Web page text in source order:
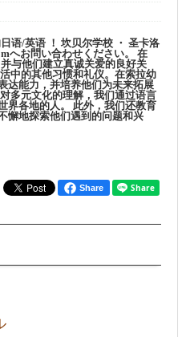
语/英语 ！ 坎贝尔学校 ・ 圣卡洛
へお問い合わせください。 在
与他们建立真诚关爱的良好关
中的其他习惯和礼仪。在索拉幼
达能力，并培养他们为未来拓展
多元文化的理解，我们通过语言
界各地的人。 此外，我们还教育
懈地探索他们遇到的问题和兴
Share